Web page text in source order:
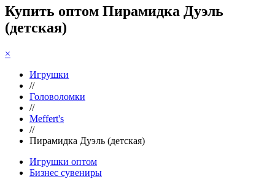
Купить оптом Пирамидка Дуэль
(детская)
×
Игрушки
//
Головоломки
//
Meffert's
//
Пирамидка Дуэль (детская)
Игрушки оптом
Бизнес сувениры